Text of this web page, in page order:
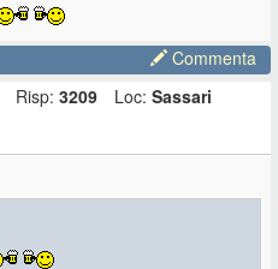
Commenta
Risp: 3209 Loc: Sassari